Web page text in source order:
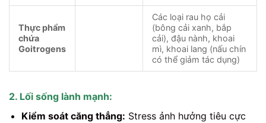
Thực phẩm
chứa
Goitrogens
Các loại rau họ cải
(bông cải xanh, bắp
cải), đậu nành, khoai
mì, khoai lang (nấu chín
có thể giảm tác dụng)
2. Lối sống lành mạnh:
Kiểm soát căng thẳng: Stress ảnh hưởng tiêu cực